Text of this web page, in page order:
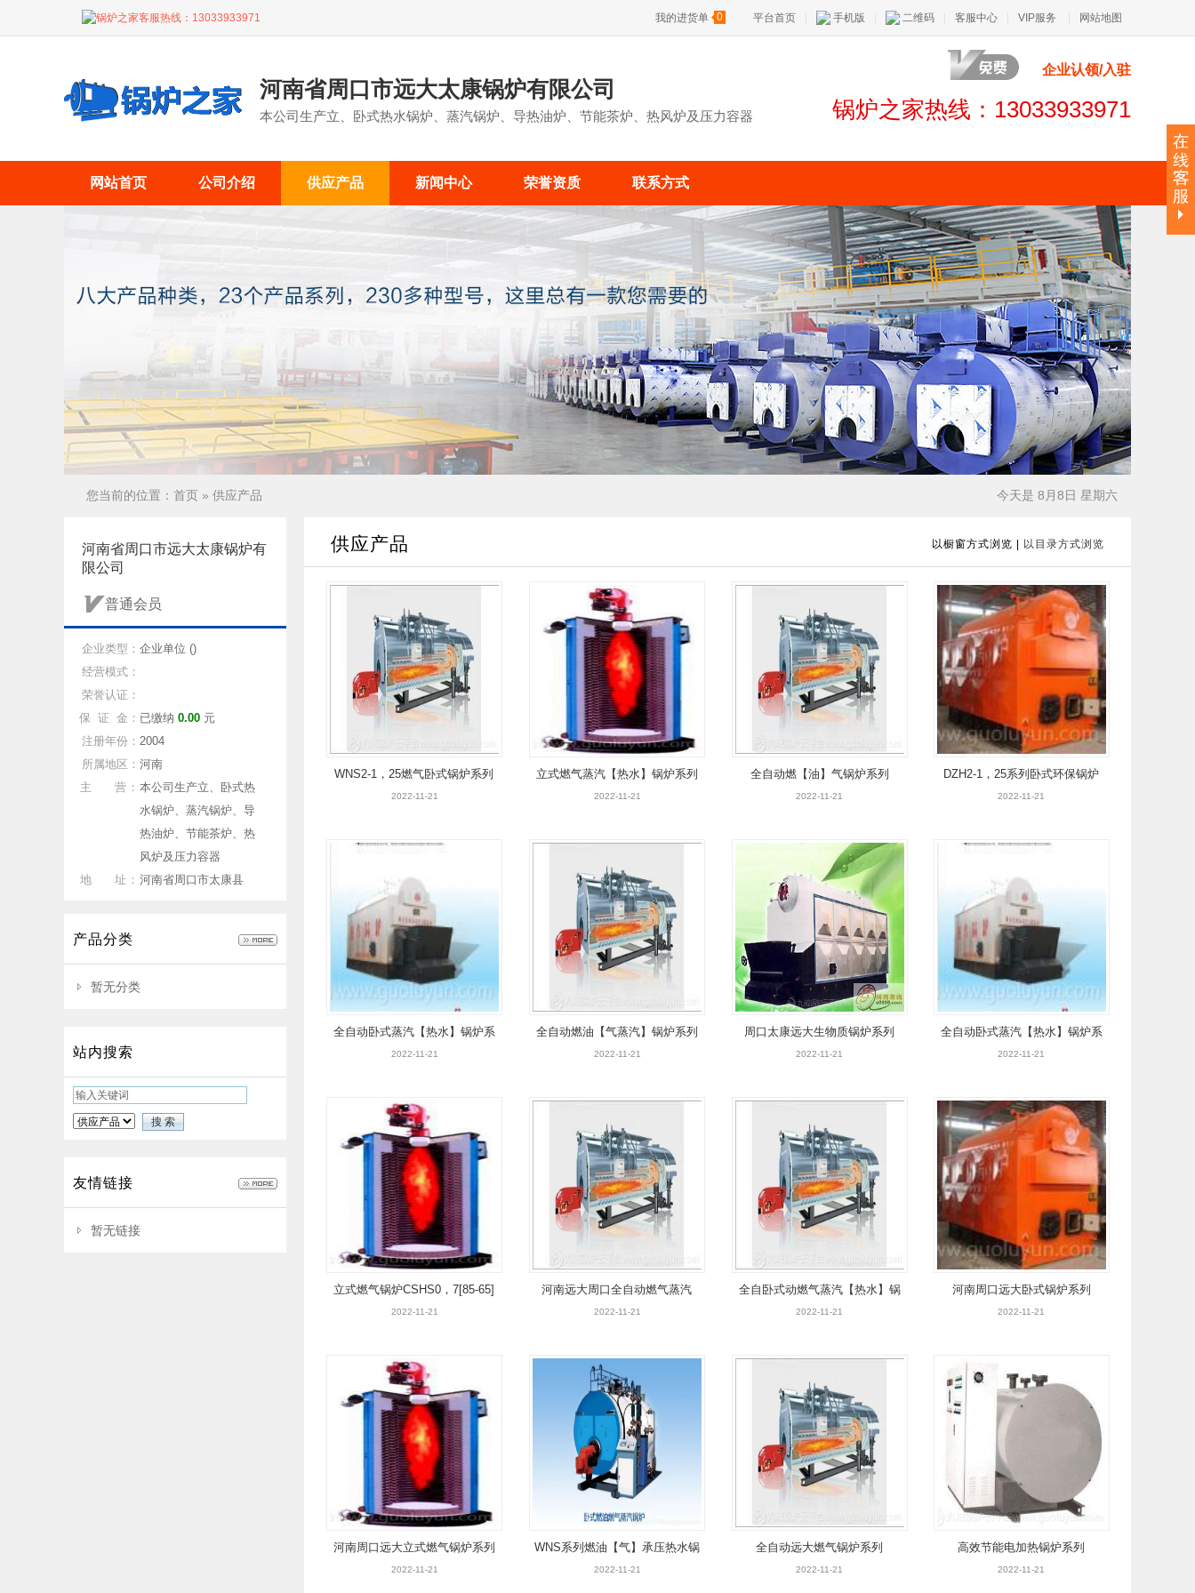
锅炉之家客服热线： 13033933971 我的进货单 0 平台首页 手机版 二维码 客服中心 VIP服务 网站地图
河南省周口市远大太康锅炉有限公司
本公司生产立、卧式热水锅炉、蒸汽锅炉、导热油炉、节能茶炉、热风炉及压力容器
企业认领/入驻
锅炉之家热线：13033933971
网站首页 公司介绍 供应产品 新闻中心 荣誉资质 联系方式
今天是 8月8日 星期六
您当前的位置： 首页 » 供应产品
河南省周口市远大太康锅炉有
限公司
普通会员
企业类型： 企业单位 ()
经营模式：
荣誉认证：
保 证 金： 已缴纳 0.00 元
注册年份： 2004
所属地区： 河南
主 营： 本公司生产立、卧式热
水锅炉、蒸汽锅炉、导
热油炉、节能茶炉、热
风炉及压力容器
地 址： 河南省周口市太康县
产品分类
暂无分类
站内搜索
友情链接
暂无链接
以橱窗方式浏览 以目录方式浏览
供应产品
WNS2-1，25燃气卧式锅炉系列
2022-11-21
立式燃气蒸汽【热水】锅炉系列
2022-11-21
全自动燃【油】气锅炉系列
2022-11-21
DZH2-1，25系列卧式环保锅炉
2022-11-21
全自动卧式蒸汽【热水】锅炉系
列
2022-11-21
全自动燃油【气蒸汽】锅炉系列
2022-11-21
周口太康远大生物质锅炉系列
2022-11-21
全自动卧式蒸汽【热水】锅炉系
列
2022-11-21
立式燃气锅炉CSHS0，7[85-65]
2022-11-21
河南远大周口全自动燃气蒸汽
【热水】锅炉
2022-11-21
全自卧式动燃气蒸汽【热水】锅
炉WNS2-1，25Y[Q]
2022-11-21
河南周口远大卧式锅炉系列
2022-11-21
河南周口远大立式燃气锅炉系列
2022-11-21
WNS系列燃油【气】承压热水锅
炉
2022-11-21
全自动远大燃气锅炉系列
2022-11-21
高效节能电加热锅炉系列
2022-11-21